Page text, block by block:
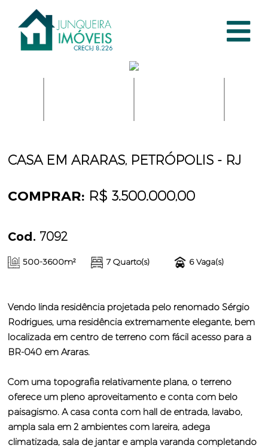
CASA EM ARARAS, PETRÓPOLIS - RJ
COMPRAR: R$ 3.500.000,00
Cod. 7092
500-3600m² 7 Quarto(s) 6 Vaga(s)
Vendo linda residência projetada pelo renomado Sérgio
Rodrigues, uma residência extremamente elegante, bem
localizada em centro de terreno com fácil acesso para a
BR-040 em Araras.
Com uma topografia relativamente plana, o terreno
oferece um pleno aproveitamento e conta com belo
paisagismo. A casa conta com hall de entrada, lavabo,
ampla sala em 2 ambientes com lareira, adega
climatizada, sala de jantar e ampla varanda completando